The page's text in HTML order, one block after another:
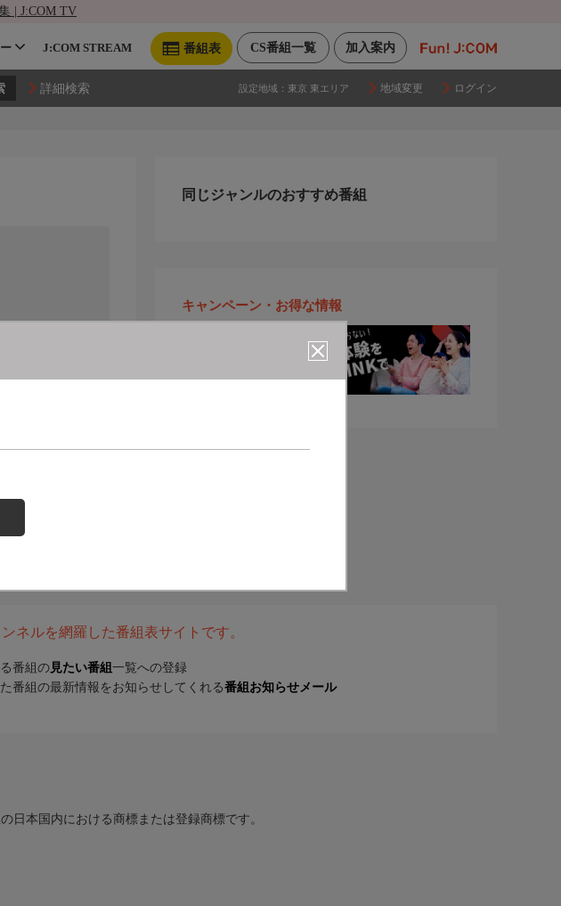
| J:COM TV
加入案内
CS番組一覧
番組表
J:COM STREAM
詳細検索 設定地域： 東京 東エリア 地域変更 ログイン
同じジャンルのおすすめ番組
キャンペーン・お得な情報
ネルを網羅した番組表サイトです。
番組の 見たい番組 一覧への登録
番組の最新情報をお知らせしてくれる番組お知らせメール
日本国内における商標または登録商標です。